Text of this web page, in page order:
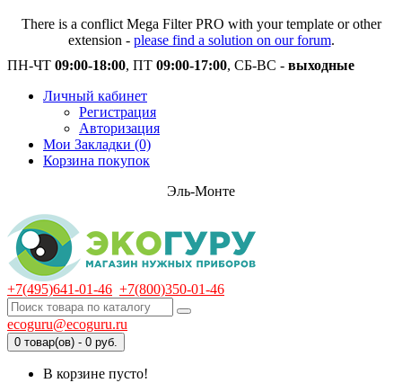
There is a conflict Mega Filter PRO with your template or other
extension - please find a solution on our forum.
ПН-ЧТ 09:00-18:00, ПТ 09:00-17:00, СБ-ВС - выходные
Личный кабинет
Регистрация
Авторизация
Мои Закладки (0)
Корзина покупок
Эль-Монте
+7(495)641-01-46 +7(800)350-01-46
ecoguru@ecoguru.ru
0 товар(ов) - 0 руб.
В корзине пусто!